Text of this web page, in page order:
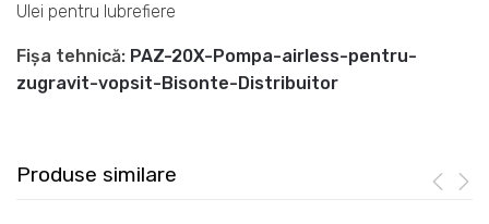
Ulei pentru lubrefiere
Fișa tehnică: PAZ-20X-Pompa-airless-pentru-
zugravit-vopsit-Bisonte-Distribuitor
Produse similare